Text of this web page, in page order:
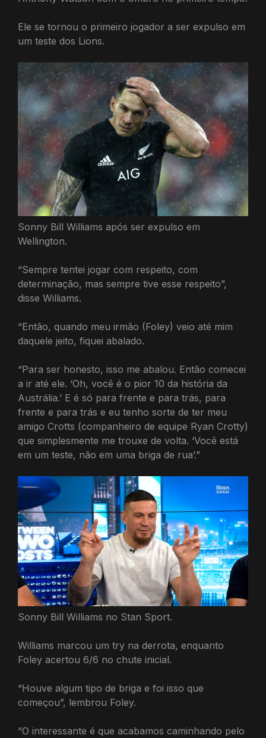
Ele se tornou o primeiro jogador a ser expulso em
um teste dos Lions.
Sonny Bill Williams após ser expulso em
Wellington.
“Sempre tentei jogar com respeito, com
determinação, mas sempre tive esse respeito”,
disse Williams.
“Então, quando meu irmão (Foley) veio até mim
daquele jeito, fiquei abalado.
“Para ser honesto, isso me abalou. Então comecei
a ir até ele. ‘Oh, você é o pior 10 da história da
Austrália.’ E é só para frente e para trás, para
frente e para trás e eu tenho sorte de ter meu
amigo Crotts (companheiro de equipe Ryan Crotty)
que simplesmente me trouxe de volta. ‘Você está
em um teste, não em uma briga de rua’.”
Sonny Bill Williams no Stan Sport.
Williams marcou um try na derrota, enquanto
Foley acertou 6/6 no chute inicial.
“Houve algum tipo de briga e foi isso que
começou”, lembrou Foley.
“O interessante é que acabamos caminhando pelo